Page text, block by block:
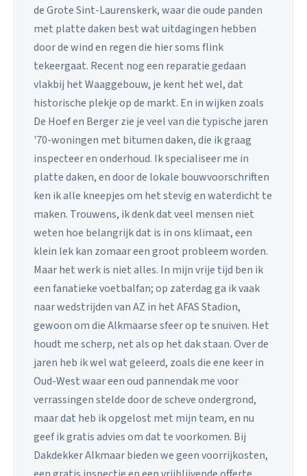
de Grote Sint-Laurenskerk, waar die oude panden
met platte daken best wat uitdagingen hebben
door de wind en regen die hier soms flink
tekeergaat. Recent nog een reparatie gedaan
vlakbij het Waaggebouw, je kent het wel, dat
historische plekje op de markt. En in wijken zoals
De Hoef en Berger zie je veel van die typische jaren
'70-woningen met bitumen daken, die ik graag
inspecteer en onderhoud. Ik specialiseer me in
platte daken, en door de lokale bouwvoorschriften
ken ik alle kneepjes om het stevig en waterdicht te
maken. Trouwens, ik denk dat veel mensen niet
weten hoe belangrijk dat is in ons klimaat, een
klein lek kan zomaar een groot probleem worden.
Maar het werk is niet alles. In mijn vrije tijd ben ik
een fanatieke voetbalfan; op zaterdag ga ik vaak
naar wedstrijden van AZ in het AFAS Stadion,
gewoon om die Alkmaarse sfeer op te snuiven. Het
houdt me scherp, net als op het dak staan. Over de
jaren heb ik wel wat geleerd, zoals die ene keer in
Oud-West waar een oud pannendak me voor
verrassingen stelde door de scheve ondergrond,
maar dat heb ik opgelost met mijn team, en nu
geef ik gratis advies om dat te voorkomen. Bij
Dakdekker Alkmaar bieden we geen voorrijkosten,